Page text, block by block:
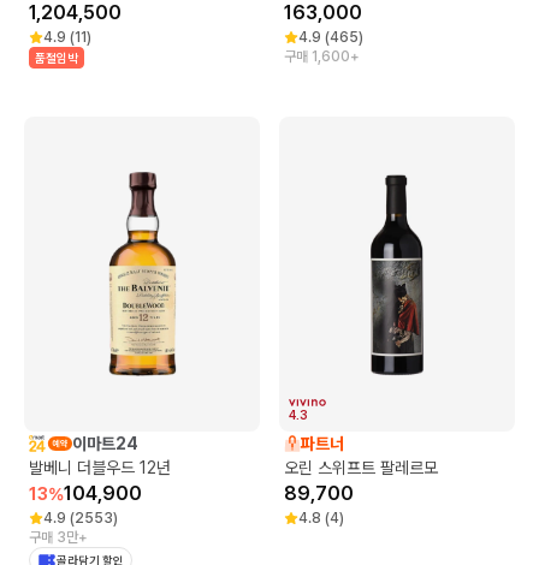
1,204,500
4.9 (11)
품절임박
163,000
4.9 (465)
구매 1,600+
이마트24
발베니 더블우드 12년
13%104,900
4.9 (2553)
구매 3만+
골라담기 할인
4.3
파트너
오린 스위프트 팔레르모
89,700
4.8 (4)